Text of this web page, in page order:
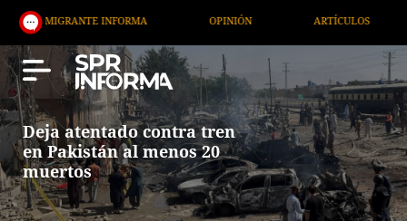
INFORMA OPINIÓN ARTÍCULOS ARTE /
Deja atentado contra tren
en Pakistán al menos 20
muertos